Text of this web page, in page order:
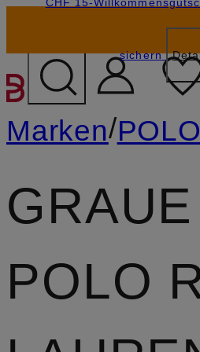
ZUM
sichern
Marken/
GRAUE
POLO